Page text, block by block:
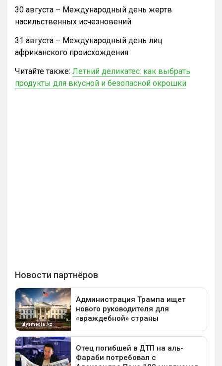
30 августа – Международный день жертв
насильственных исчезновений
31 августа – Международный день лиц
африканского происхождения
Читайте также: Летний деликатес: как выбрать
продукты для вкусной и безопасной окрошки